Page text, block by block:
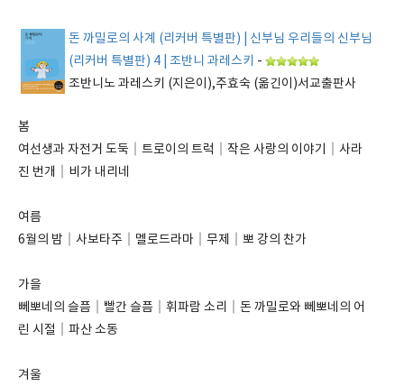
돈 까밀로의 사계 (리커버 특별판) | 신부님 우리들의 신부님
(리커버 특별판) 4 | 조반니 과레스키 -
조반니노 과레스키 (지은이),주효숙 (옮긴이)서교출판사
봄
여선생과 자전거 도둑｜트로이의 트럭｜작은 사랑의 이야기｜사라
진 번개｜비가 내리네
여름
6월의 밤｜사보타주｜멜로드라마｜무제｜뽀 강의 찬가
가을
뻬뽀네의 슬픔｜빨간 슬픔｜휘파람 소리｜돈 까밀로와 뻬뽀네의 어
린 시절｜파산 소동
겨울